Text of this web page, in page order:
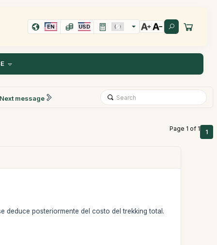
EN USD
Next message
Page 1 of 1 1
deduce posteriormente del costo del trekking total.